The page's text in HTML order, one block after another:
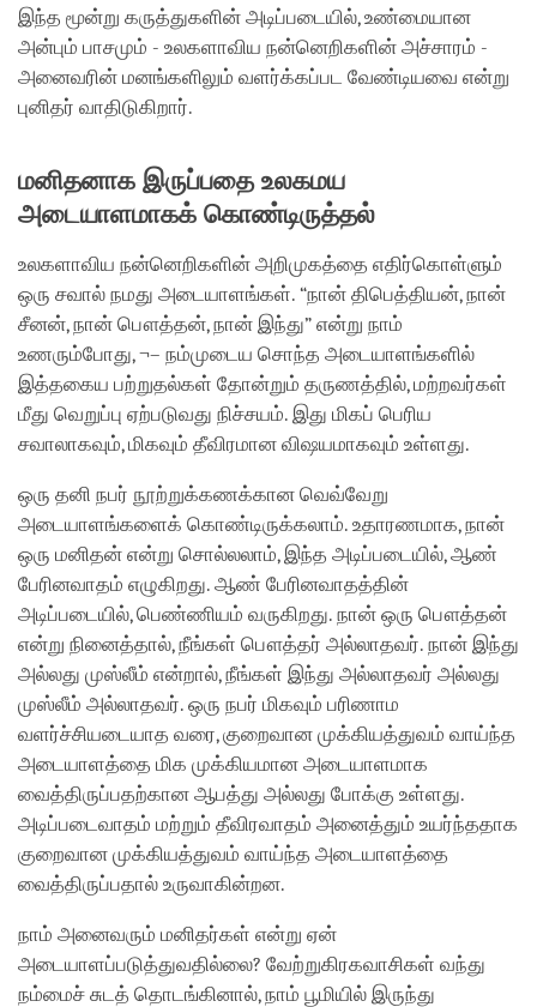
இந்த மூன்று கருத்துகளின் அடிப்படையில், உண்மையான
அன்பும் பாசமும் - உலகளாவிய நன்னெறிகளின் அச்சாரம் -
அனைவரின் மனங்களிலும் வளர்க்கப்பட வேண்டியவை என்று
புனிதர் வாதிடுகிறார்.
மனிதனாக இருப்பதை உலகமய
அடையாளமாகக் கொண்டிருத்தல்
உலகளாவிய நன்னெறிகளின் அறிமுகத்தை எதிர்கொள்ளும்
ஒரு சவால் நமது அடையாளங்கள். “நான் திபெத்தியன், நான்
சீனன், நான் பௌத்தன், நான் இந்து” என்று நாம்
உணரும்போது, ¬– நம்முடைய சொந்த அடையாளங்களில்
இத்தகைய பற்றுதல்கள் தோன்றும் தருணத்தில், மற்றவர்கள்
மீது வெறுப்பு ஏற்படுவது நிச்சயம். இது மிகப் பெரிய
சவாலாகவும், மிகவும் தீவிரமான விஷயமாகவும் உள்ளது.
ஒரு தனி நபர் நூற்றுக்கணக்கான வெவ்வேறு
அடையாளங்களைக் கொண்டிருக்கலாம். உதாரணமாக, நான்
ஒரு மனிதன் என்று சொல்லலாம், இந்த அடிப்படையில், ஆண்
பேரினவாதம் எழுகிறது. ஆண் பேரினவாதத்தின்
அடிப்படையில், பெண்ணியம் வருகிறது. நான் ஒரு பௌத்தன்
என்று நினைத்தால், நீங்கள் பௌத்தர் அல்லாதவர். நான் இந்து
அல்லது முஸ்லீம் என்றால், நீங்கள் இந்து அல்லாதவர் அல்லது
முஸ்லீம் அல்லாதவர். ஒரு நபர் மிகவும் பரிணாம
வளர்ச்சியடையாத வரை, குறைவான முக்கியத்துவம் வாய்ந்த
அடையாளத்தை மிக முக்கியமான அடையாளமாக
வைத்திருப்பதற்கான ஆபத்து அல்லது போக்கு உள்ளது.
அடிப்படைவாதம் மற்றும் தீவிரவாதம் அனைத்தும் உயர்ந்ததாக
குறைவான முக்கியத்துவம் வாய்ந்த அடையாளத்தை
வைத்திருப்பதால் உருவாகின்றன.
நாம் அனைவரும் மனிதர்கள் என்று ஏன்
அடையாளப்படுத்துவதில்லை? வேற்றுகிரகவாசிகள் வந்து
நம்மைச் சுடத் தொடங்கினால், நாம் பூமியில் இருந்து